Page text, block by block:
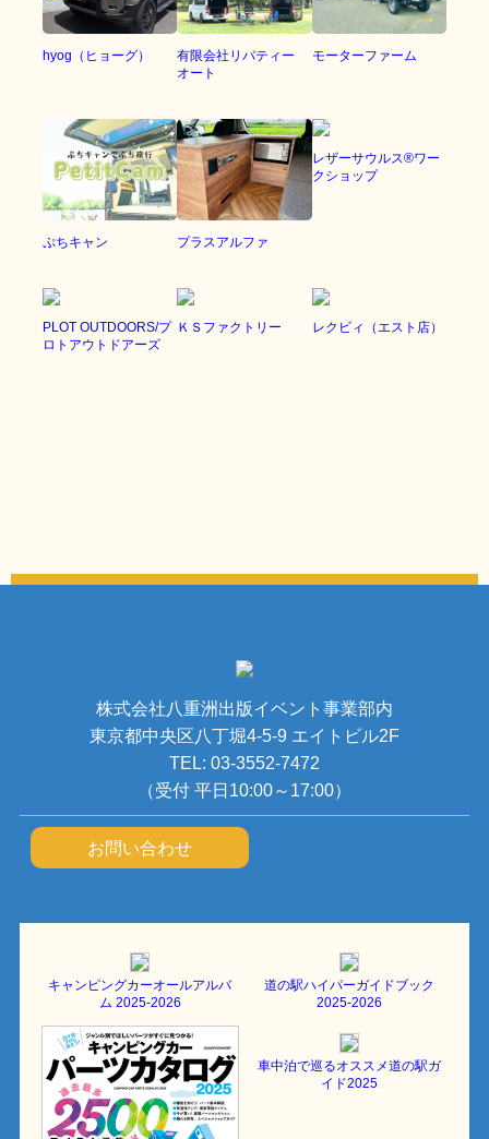
hyog（ヒョーグ）
有限会社リバティー
オート
モーターファーム
ぷちキャン プラスアルファ
レザーサウルス®︎ワー
クショップ
PLOT OUTDOORS/プ
ロトアウトドアーズ
ＫＳファクトリー レクビィ（エスト店）
株式会社八重洲出版イベント事業部内
東京都中央区八丁堀4-5-9 エイトビル2F
TEL: 03-3552-7472
（受付 平日10:00～17:00）
お問い合わせ
キャンピングカーオールアルバ
ム 2025-2026
道の駅ハイパーガイドブック
2025-2026
車中泊で巡るオススメ道の駅ガ
イド2025